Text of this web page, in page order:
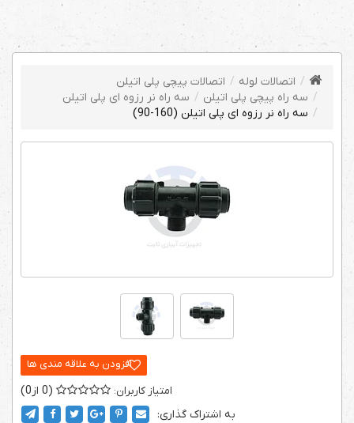
اتصالات لوله
اتصالات پیچی پلی اتیلن
سه راه پیچی پلی اتیلن
سه راه نر رزوه ای پلی اتیلن
سه راه نر رزوه ای پلی اتیلن (160-90)
0
0
به اشتراک گذاری: